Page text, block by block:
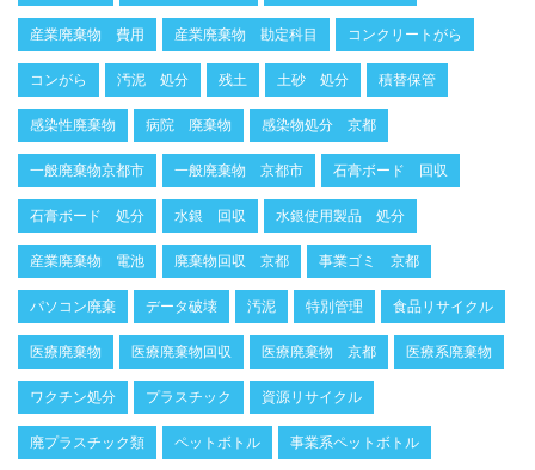
産業廃棄物 費用 産業廃棄物 勘定科目 コンクリートがら
コンがら 汚泥 処分 残土 土砂 処分 積替保管
感染性廃棄物 病院 廃棄物 感染物処分 京都
一般廃棄物京都市 一般廃棄物 京都市 石膏ボード 回収
石膏ボード 処分 水銀 回収 水銀使用製品 処分
産業廃棄物 電池 廃棄物回収 京都 事業ゴミ 京都
パソコン廃棄 データ破壊 汚泥 特別管理 食品リサイクル
医療廃棄物 医療廃棄物回収 医療廃棄物 京都 医療系廃棄物
ワクチン処分 プラスチック 資源リサイクル
廃プラスチック類 ペットボトル 事業系ペットボトル